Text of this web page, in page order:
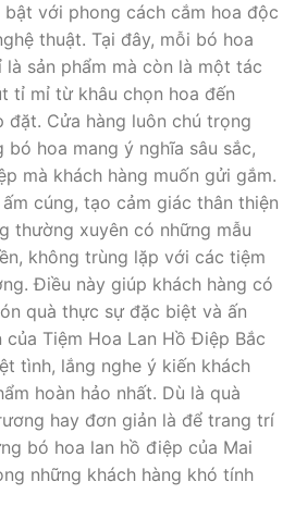
với phong cách cắm hoa độc
thuật. Tại đây, mỗi bó hoa
sản phẩm mà còn là một tác
tỉ mỉ từ khâu chọn hoa đến
đặt. Cửa hàng luôn chú trọng
bó hoa mang ý nghĩa sâu sắc,
mà khách hàng muốn gửi gắm.
cúng, tạo cảm giác thân thiện
thường xuyên có những mẫu
không trùng lặp với các tiệm
Điều này giúp khách hàng có
quà thực sự đặc biệt và ấn
Tiệm Hoa Lan Hồ Điệp Bắc
tình, lắng nghe ý kiến khách
hoàn hảo nhất. Dù là quà
hay đơn giản là để trang trí
bó hoa lan hồ điệp của Mai
những khách hàng khó tính